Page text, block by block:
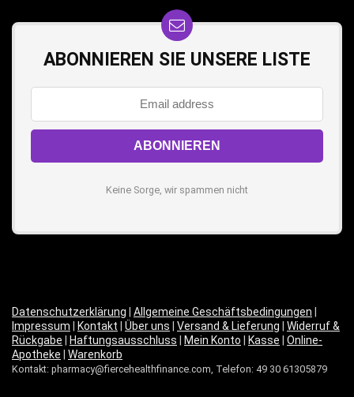
ABONNIEREN SIE UNSERE LISTE
Keine Sorge, wir spammen nicht
Datenschutzerklärung Allgemeine Geschäftsbedingungen
Impressum
Kontakt Über uns Versand & Lieferung
Widerruf &
Rückgabe
Haftungsausschluss Mein Konto Kasse
Online-
Apotheke
Warenkorb
Kontakt: pharmacy@fiercehealthfinance.com, Telefon: 49 30 61305879